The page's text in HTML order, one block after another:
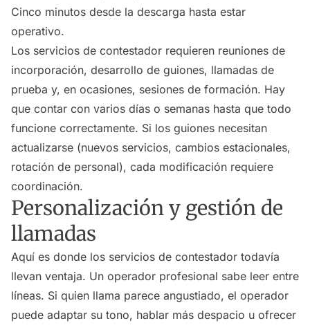
Cinco minutos desde la descarga hasta estar
operativo.
Los servicios de contestador requieren reuniones de
incorporación, desarrollo de guiones, llamadas de
prueba y, en ocasiones, sesiones de formación. Hay
que contar con varios días o semanas hasta que todo
funcione correctamente. Si los guiones necesitan
actualizarse (nuevos servicios, cambios estacionales,
rotación de personal), cada modificación requiere
coordinación.
Personalización y gestión de
llamadas
Aquí es donde los servicios de contestador todavía
llevan ventaja. Un operador profesional sabe leer entre
líneas. Si quien llama parece angustiado, el operador
puede adaptar su tono, hablar más despacio u ofrecer